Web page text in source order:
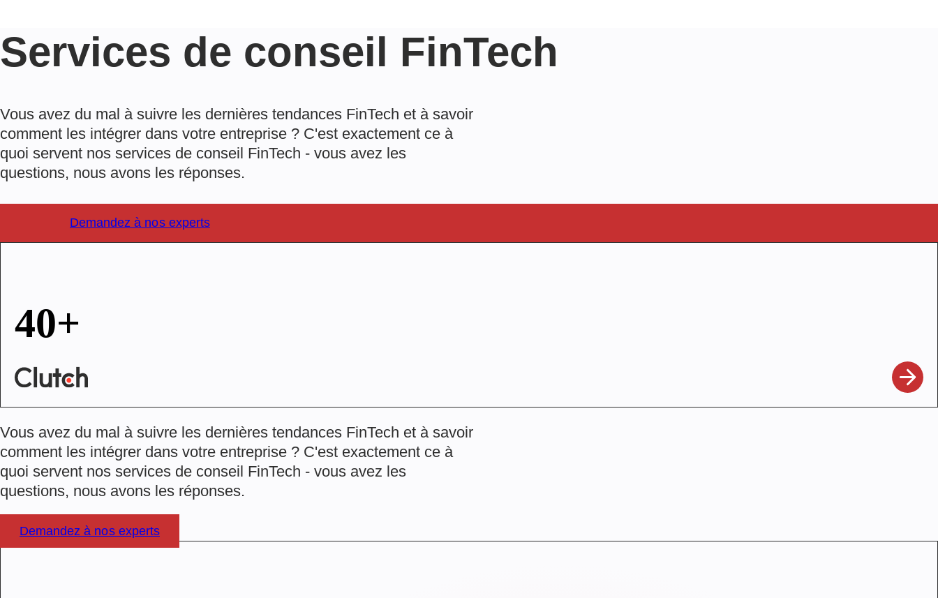
Services de conseil FinTech
Vous avez du mal à suivre les dernières tendances FinTech et à savoir
comment les intégrer dans votre entreprise ? C'est exactement ce à
quoi servent nos services de conseil FinTech - vous avez les
questions, nous avons les réponses.
Demandez à nos experts
40+
Vous avez du mal à suivre les dernières tendances FinTech et à savoir
comment les intégrer dans votre entreprise ? C'est exactement ce à
quoi servent nos services de conseil FinTech - vous avez les
questions, nous avons les réponses.
Demandez à nos experts